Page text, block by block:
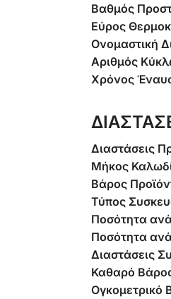
Βαθμός
Εύρος
Ονομαστική
Αριθμός
Χρόνος
Διαστάσεις
Μήκος
Βάρος
Τύπος
Ποσότητα
Ποσότητα
Διαστάσεις
Καθαρό
Ογκομετρικό